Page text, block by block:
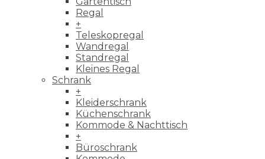
Regal
+
Teleskopregal
Wandregal
Standregal
Kleines Regal
Schrank
+
Kleiderschrank
Küchenschrank
Kommode & Nachttisch
+
Büroschrank